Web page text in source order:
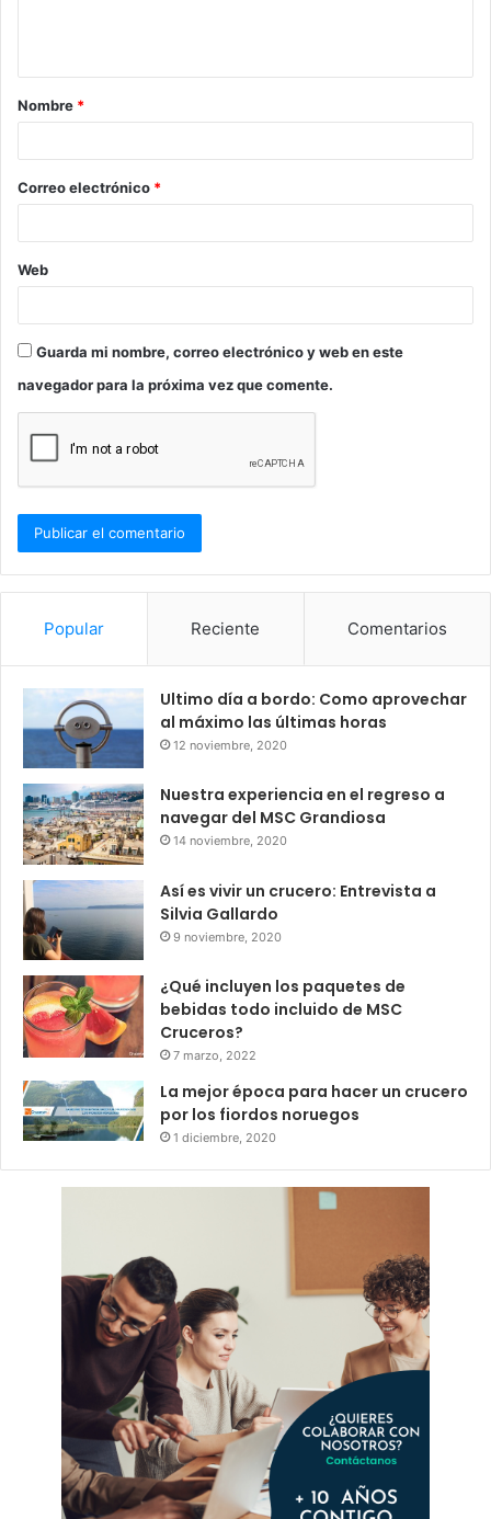
a
r
*
Nombre *
Correo electrónico *
Web
Guarda mi nombre, correo electrónico y web en este
navegador para la próxima vez que comente.
Popular Reciente Comentarios
Ultimo día a bordo: Como aprovechar
al máximo las últimas horas
12 noviembre, 2020
Nuestra experiencia en el regreso a
navegar del MSC Grandiosa
14 noviembre, 2020
Así es vivir un crucero: Entrevista a
Silvia Gallardo
9 noviembre, 2020
¿Qué incluyen los paquetes de
bebidas todo incluido de MSC
Cruceros?
7 marzo, 2022
La mejor época para hacer un crucero
por los fiordos noruegos
1 diciembre, 2020